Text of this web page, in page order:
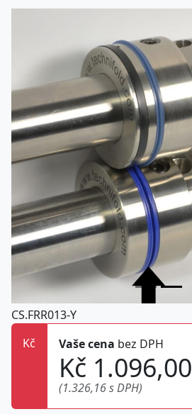
CS.FRR013-Y
Kč
Vaše cena bez DPH
Kč 1.096,00
(1.326,16 s DPH)